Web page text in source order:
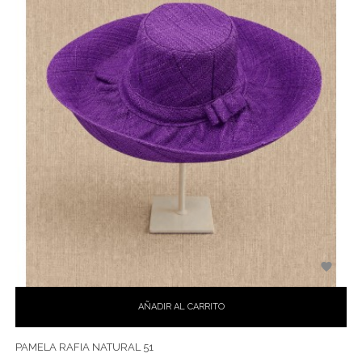
AÑADIR AL CARRITO

PAMELA RAFIA NATURAL 51